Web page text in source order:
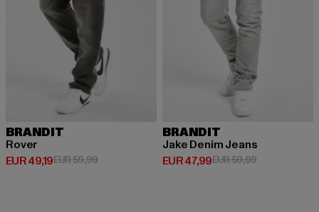
BRANDIT
Rover
EUR 49,19
Derzeitiger Preis: EUR 49,19
EUR 59,99Aktionspreis: EUR 59,99
BRANDIT
Jake Denim Jeans
EUR 47,99
Derzeitiger Preis: EUR 47,99
EUR 59,99Aktionspreis: